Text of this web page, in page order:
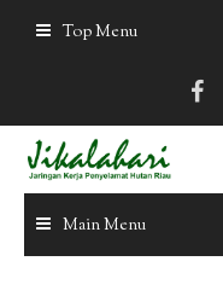
Top Menu
Main Menu